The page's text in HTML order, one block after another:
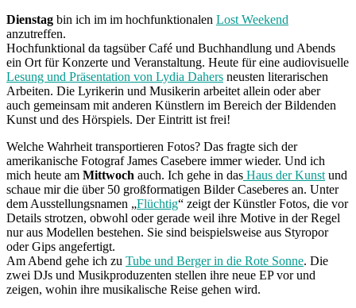
Dienstag bin ich im im hochfunktionalen Lost Weekend
anzutreffen.
Hochfunktional da tagsüber Café und Buchhandlung und Abends
ein Ort für Konzerte und Veranstaltung. Heute für eine audiovisuelle
Lesung und Präsentation von Lydia Dahers neusten literarischen
Arbeiten. Die Lyrikerin und Musikerin arbeitet allein oder aber
auch gemeinsam mit anderen Künstlern im Bereich der Bildenden
Kunst und des Hörspiels. Der Eintritt ist frei!
Welche Wahrheit transportieren Fotos? Das fragte sich der
amerikanische Fotograf James Casebere immer wieder. Und ich
mich heute am Mittwoch auch. Ich gehe in das Haus der Kunst und
schaue mir die über 50 großformatigen Bilder Caseberes an. Unter
dem Ausstellungsnamen „Flüchtig“ zeigt der Künstler Fotos, die vor
Details strotzen, obwohl oder gerade weil ihre Motive in der Regel
nur aus Modellen bestehen. Sie sind beispielsweise aus Styropor
oder Gips angefertigt.
Am Abend gehe ich zu Tube und Berger in die Rote Sonne. Die
zwei DJs und Musikproduzenten stellen ihre neue EP vor und
zeigen, wohin ihre musikalische Reise gehen wird.